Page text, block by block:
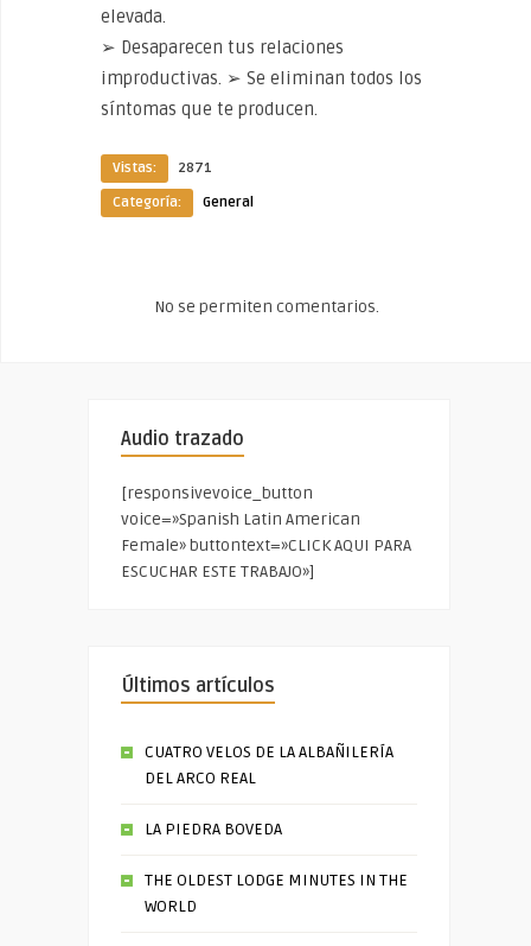
elevada.
➢ Desaparecen tus relaciones
improductivas. ➢ Se eliminan todos los
síntomas que te producen.
Vistas:
2871
Categoría:
General
No se permiten comentarios.
Audio trazado
[responsivevoice_button
voice=»Spanish Latin American
Female» buttontext=»CLICK AQUI PARA
ESCUCHAR ESTE TRABAJO»]
Últimos artículos
CUATRO VELOS DE LA ALBAÑILERÍA
DEL ARCO REAL
LA PIEDRA BOVEDA
THE OLDEST LODGE MINUTES IN THE
WORLD